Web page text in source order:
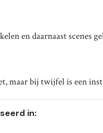
en daarnaast scenes
maar bij twijfel is een
in: